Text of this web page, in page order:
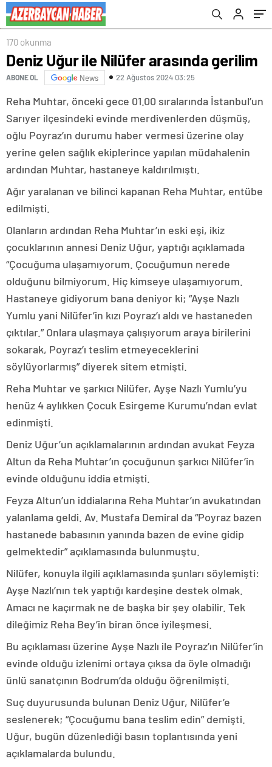
170 okunma
Deniz Uğur ile Nilüfer arasında gerilim
ABONE OL News 22 Ağustos 2024 03:25
Reha Muhtar, önceki gece 01.00 sıralarında İstanbul’un
Sarıyer ilçesindeki evinde merdivenlerden düşmüş,
oğlu Poyraz’ın durumu haber vermesi üzerine olay
yerine gelen sağlık ekiplerince yapılan müdahalenin
ardından Muhtar, hastaneye kaldırılmıştı.
Ağır yaralanan ve bilinci kapanan Reha Muhtar, entübe
edilmişti.
Olanların ardından Reha Muhtar’ın eski eşi, ikiz
çocuklarının annesi Deniz Uğur, yaptığı açıklamada
“Çocuğuma ulaşamıyorum. Çocuğumun nerede
olduğunu bilmiyorum. Hiç kimseye ulaşamıyorum.
Hastaneye gidiyorum bana deniyor ki; “Ayşe Nazlı
Yumlu yani Nilüfer’in kızı Poyraz’ı aldı ve hastaneden
çıktılar.” Onlara ulaşmaya çalışıyorum araya birilerini
sokarak, Poyraz’ı teslim etmeyeceklerini
söylüyorlarmış” diyerek sitem etmişti.
Reha Muhtar ve şarkıcı Nilüfer, Ayşe Nazlı Yumlu’yu
henüz 4 aylıkken Çocuk Esirgeme Kurumu’ndan evlat
edinmişti.
Deniz Uğur’un açıklamalarının ardından avukat Feyza
Altun da Reha Muhtar’ın çocuğunun şarkıcı Nilüfer’in
evinde olduğunu iddia etmişti.
Feyza Altun’un iddialarına Reha Muhtar’ın avukatından
yalanlama geldi. Av. Mustafa Demiral da “Poyraz bazen
hastanede babasının yanında bazen de evine gidip
gelmektedir” açıklamasında bulunmuştu.
Nilüfer, konuyla ilgili açıklamasında şunları söylemişti:
Ayşe Nazlı’nın tek yaptığı kardeşine destek olmak.
Amacı ne kaçırmak ne de başka bir şey olabilir. Tek
dileğimiz Reha Bey’in biran önce iyileşmesi.
Bu açıklaması üzerine Ayşe Nazlı ile Poyraz’ın Nilüfer’in
evinde olduğu izlenimi ortaya çıksa da öyle olmadığı
ünlü sanatçının Bodrum’da olduğu öğrenilmişti.
Suç duyurusunda bulunan Deniz Uğur, Nilüfer’e
seslenerek; “Çocuğumu bana teslim edin” demişti.
Uğur, bugün düzenlediği basın toplantısında yeni
açıklamalarda bulundu.